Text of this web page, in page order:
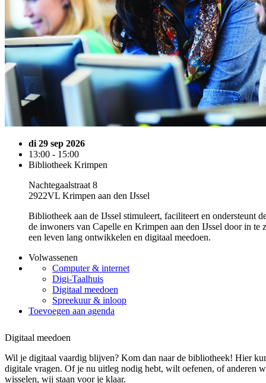
di 29 sep 2026
13:00 - 15:00
Bibliotheek Krimpen
Nachtegaalstraat 8
2922VL Krimpen aan den IJssel
Bibliotheek aan de IJssel stimuleert, faciliteert en ondersteunt
de inwoners van Capelle en Krimpen aan den IJssel door in te
een leven lang ontwikkelen en digitaal meedoen.
Volwassenen
Computer & internet
Digi-Taalhuis
Digitaal meedoen
Spreekuur & inloop
Toevoegen aan agenda
Digitaal meedoen
Wil je digitaal vaardig blijven? Kom dan naar de bibliotheek! Hier
digitale vragen. Of je nu uitleg nodig hebt, wilt oefenen, of anderen
wisselen, wij staan voor je klaar.